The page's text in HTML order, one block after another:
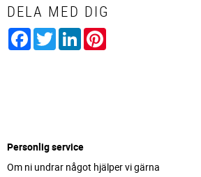
DELA MED DIG
Facebook
TwitterLinkedIn
Personlig service
Om ni undrar något hjälper vi gärna